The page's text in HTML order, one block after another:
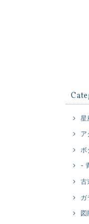
星
ア
ボ
-
古
ガ
図